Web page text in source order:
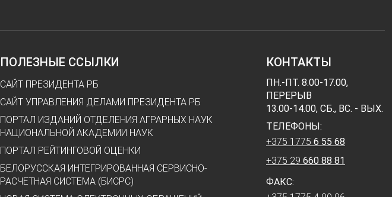
ПОЛЕЗНЫЕ ССЫЛКИ
САЙТ ПРЕЗИДЕНТА РБ
САЙТ УПРАВЛЕНИЯ ДЕЛАМИ ПРЕЗИДЕНТА РБ
ПОРТАЛ ИЗДАНИЙ ОТДЕЛЕНИЯ АГРАРНЫХ НАУК
НАЦИОНАЛЬНОЙ АКАДЕМИИ НАУК
ПОРТАЛ РЕЙТИНГОВОЙ ОЦЕНКИ
БЕЛОРУССКАЯ ИНТЕГРИРОВАННАЯ СЕРВИСНО-
РАСЧЕТНАЯ СИСТЕМА (БИСРС)
КОНТАКТЫ
ПН.-ПТ. 8.00-17.00,
ПЕРЕРЫВ
13.00-14.00, СБ., ВС. - ВЫХ.
ТЕЛЕФОНЫ:
+375 1775 6 55 68
+375 29 660 88 81
ФАКС: